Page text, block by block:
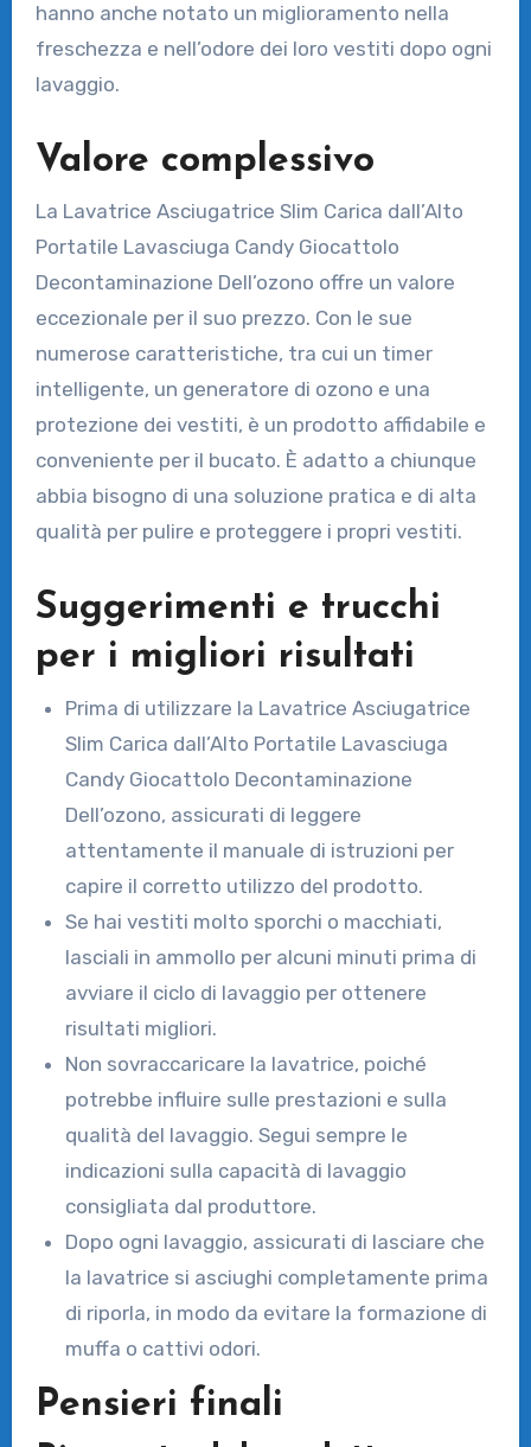
hanno anche notato un miglioramento nella
freschezza e nell’odore dei loro vestiti dopo ogni
lavaggio.
Valore complessivo
La Lavatrice Asciugatrice Slim Carica dall’Alto
Portatile Lavasciuga Candy Giocattolo
Decontaminazione Dell’ozono offre un valore
eccezionale per il suo prezzo. Con le sue
numerose caratteristiche, tra cui un timer
intelligente, un generatore di ozono e una
protezione dei vestiti, è un prodotto affidabile e
conveniente per il bucato. È adatto a chiunque
abbia bisogno di una soluzione pratica e di alta
qualità per pulire e proteggere i propri vestiti.
Suggerimenti e trucchi
per i migliori risultati
Prima di utilizzare la Lavatrice Asciugatrice
Slim Carica dall’Alto Portatile Lavasciuga
Candy Giocattolo Decontaminazione
Dell’ozono, assicurati di leggere
attentamente il manuale di istruzioni per
capire il corretto utilizzo del prodotto.
Se hai vestiti molto sporchi o macchiati,
lasciali in ammollo per alcuni minuti prima di
avviare il ciclo di lavaggio per ottenere
risultati migliori.
Non sovraccaricare la lavatrice, poiché
potrebbe influire sulle prestazioni e sulla
qualità del lavaggio. Segui sempre le
indicazioni sulla capacità di lavaggio
consigliata dal produttore.
Dopo ogni lavaggio, assicurati di lasciare che
la lavatrice si asciughi completamente prima
di riporla, in modo da evitare la formazione di
muffa o cattivi odori.
Pensieri finali